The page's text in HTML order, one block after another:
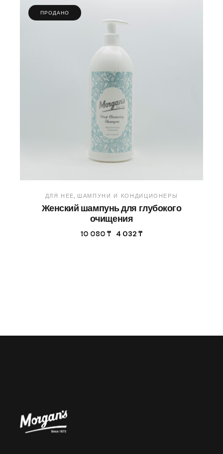
ПРОДАНО
ДЛЯ НЕЕ ШАМПУНИ И КОНДИЦИОНЕРЫ
Женский шампунь для глубокого
очищения
10 080₸ 4 032 ₸